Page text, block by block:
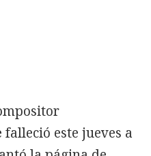
falleció este jueves a